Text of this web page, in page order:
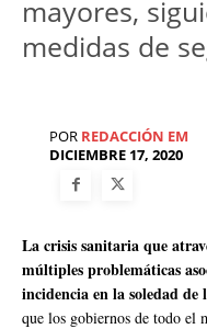
mayores,
medidas de
POR REDACCIÓN EM
DICIEMBRE 17, 2020
La crisis sanitaria que
múltiples problemáticas
incidencia en la soledad de
que los gobiernos de todo el